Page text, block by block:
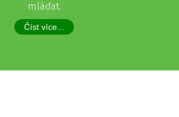
mláďat.
Číst více...